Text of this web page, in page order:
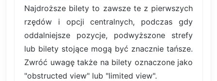
Najdroższe bilety to zawsze te z pierwszych
rzędów i opcji centralnych, podczas gdy
oddalniejsze pozycje, podwyższone strefy
lub bilety stojące mogą być znacznie tańsze.
Zwróć uwagę także na bilety oznaczone jako
"obstructed view" lub "limited view".